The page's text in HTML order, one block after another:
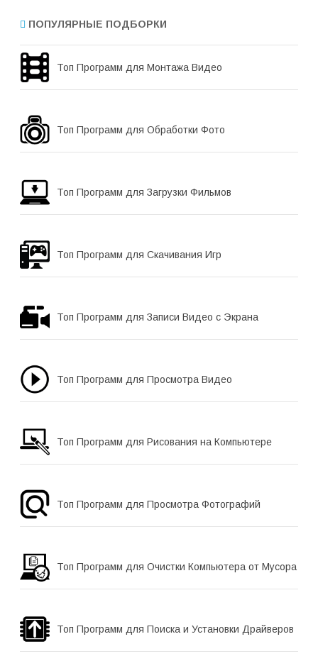
ПОПУЛЯРНЫЕ ПОДБОРКИ
Топ Программ для Монтажа Видео
Топ Программ для Обработки Фото
Топ Программ для Загрузки Фильмов
Топ Программ для Скачивания Игр
Топ Программ для Записи Видео с Экрана
Топ Программ для Просмотра Видео
Топ Программ для Рисования на Компьютере
Топ Программ для Просмотра Фотографий
Топ Программ для Очистки Компьютера от Мусора
Топ Программ для Поиска и Установки Драйверов